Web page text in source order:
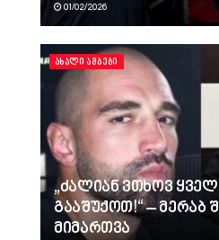
01/02/2026
ᲐᲮᲐᲚᲘ ᲐᲛᲑᲔᲑᲘ
„ძალიან ვთხოვ
გააშუქოთ!“ – მერაბ
მიმართვა